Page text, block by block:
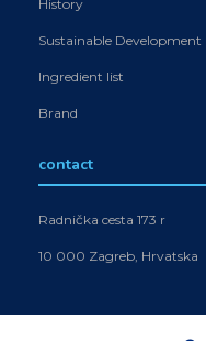
History
Sustainable Development
Ingredient list
Brand
contact
Radnička cesta 173 r
10 000 Zagreb, Hrvatska